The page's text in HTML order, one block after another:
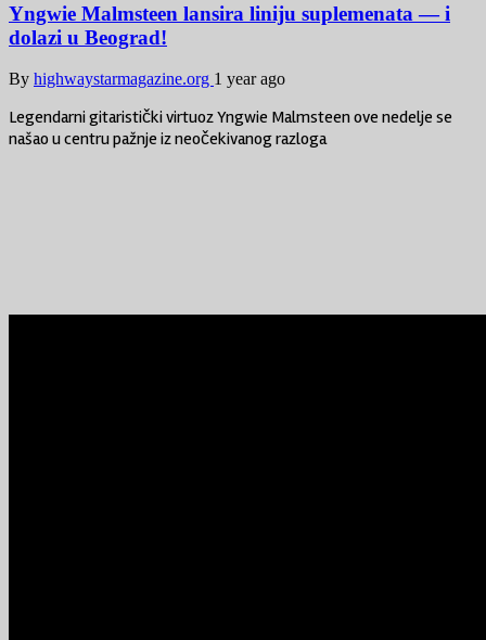
Yngwie Malmsteen lansira liniju suplemenata — i
dolazi u Beograd!
By highwaystarmagazine.org 1 year ago
Legendarni gitaristički virtuoz Yngwie Malmsteen ove nedelje se
našao u centru pažnje iz neočekivanog razloga